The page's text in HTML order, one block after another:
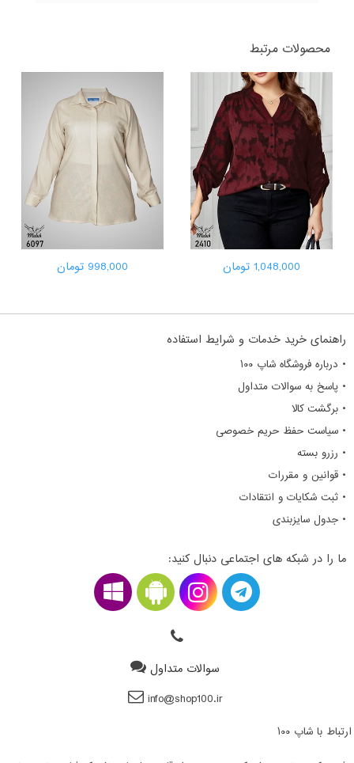
محصولات مرتبط
998,000 تومان 1,048,000 تومان
راهنمای خرید خدمات و شرایط استفاده
• درباره فروشگاه شاپ ۱۰۰
• پاسخ به سوالات متداول
• برگشت کالا
• سیاست حفظ حریم خصوصی
• رزرو بسته
• قوانین و مقررات
• ثبت شکایات و انتقادات
• جدول سایزبندی
ما را در شبکه های اجتماعی دنبال کنید:
سوالات متداول
info@shop100.ir
ارتباط با شاپ ۱۰۰